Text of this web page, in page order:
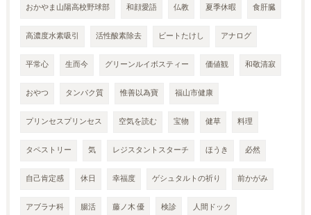
おかやま山陽高校野球部 和顔愛語 仏教 夏季休暇 食肝臓
高濃度水素吸引 活性酸素除去 ビートたけし アナログ
平常心 生而今 グリーンルイボスティー 価値観 和敬清寂
おやつ タンパク質 惟善以為寶 福山市健康
プリンセスプリンセス 空気を読む 宝物 健草 料理
タペストリー 気 レジスタントスターチ ほうき 必然
自己肯定感 休日 幸福度 ゲシュタルトの祈り 前かがみ
アブラナ科 腸活 藤ノ木 優 検診 人間ドック